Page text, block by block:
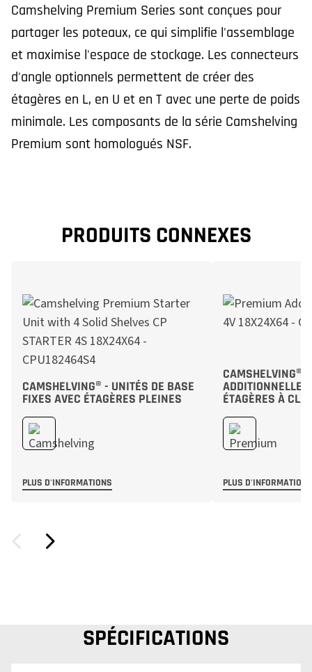
Camshelving Premium Series sont conçues pour
partager les poteaux, ce qui simplifie l'assemblage
et maximise l'espace de stockage. Les connecteurs
d'angle optionnels permettent de créer des
étagères en L, en U et en T avec une perte de poids
minimale. Les composants de la série Camshelving
Premium sont homologués NSF.
PRODUITS CONNEXES
CAMSHELVING® - UNITÉS DE BASE
FIXES AVEC ÉTAGÈRES PLEINES
PLUS D'INFORMATIONS
CAMSHELVING®
ÉTAGÈRES À
PLUS D'INFORMATIONS
SPÉCIFICATIONS